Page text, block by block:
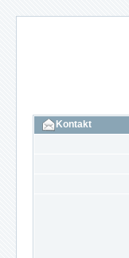
Kontakt